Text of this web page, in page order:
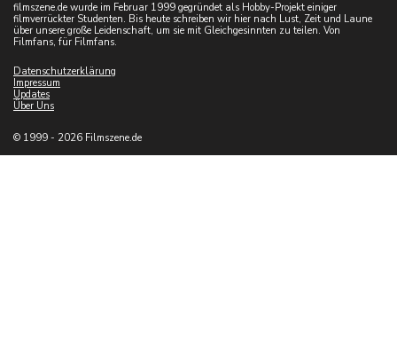
filmszene.de wurde im Februar 1999 gegründet als Hobby-Projekt einiger
filmverrückter Studenten. Bis heute schreiben wir hier nach Lust, Zeit und Laune
über unsere große Leidenschaft, um sie mit Gleichgesinnten zu teilen. Von
Filmfans, für Filmfans.
Datenschutzerklärung
Impressum
Updates
Über Uns
© 1999 - 2026 Filmszene.de